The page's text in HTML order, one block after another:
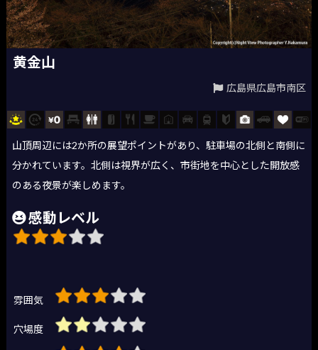
黄金山
広島県広島市南区
山頂周辺には2か所の展望ポイントがあり、駐車場の北側と南側に
分かれています。北側は視界が広く、市街地を中心とした開放感
のある夜景が楽しめます。
感動レベル
雰囲気
穴場度